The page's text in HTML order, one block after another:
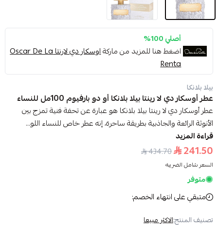
أصلي 100%
اضغط هنا للمزيد من ماركة
اوسكار دي لارنتا Oscar De La
Renta
بيلا بلانكا
عطر أوسكار دي لا رينتا بيلا بلانكا أو دو بارفيوم 100مل للنساء
عطر أوسكار دي لا رينتا بيلا بلانكا هو عبارة عن تحفة فنية تمزج بين
الأنوثة الرائعة والجاذبية بطريقة ساحرة، إنه عطر خاص للنساء اللو...
قراءة المزيد
241.50
434.70
السعر شامل الضريبه
متوفر
متبقي على انتهاء الخصم:
تصنيف المنتج:الاكثر مبيعا